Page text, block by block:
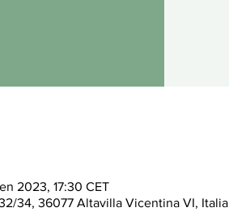
2023, 17:30 CET
34, 36077 Altavilla Vicentina VI, Italia